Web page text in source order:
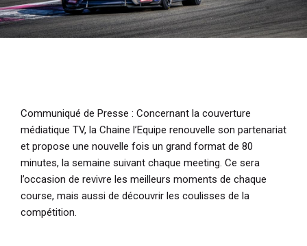
Communiqué de Presse : Concernant la couverture
médiatique TV, la Chaine l’Equipe renouvelle son partenariat
et propose une nouvelle fois un grand format de 80
minutes, la semaine suivant chaque meeting. Ce sera
l’occasion de revivre les meilleurs moments de chaque
course, mais aussi de découvrir les coulisses de la
compétition.